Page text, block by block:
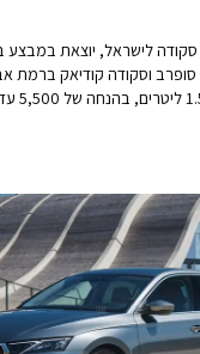
סקודה לישראל, יוצאת במבצע
וסקודה קודיאק ברמת